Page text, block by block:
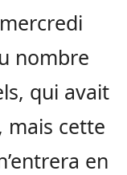
nombre
qui avait
mais cette
en